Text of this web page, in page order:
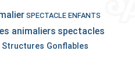
SPECTACLE ENFANTS
animaliers spectacles
Structures Gonflables